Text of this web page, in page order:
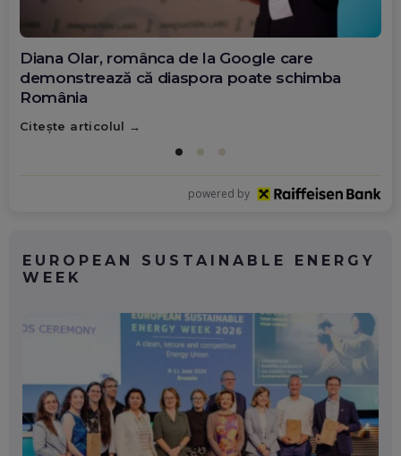
Diana Olar, românca de la Google care
demonstrează că diaspora poate schimba
România
Citește articolul
powered by
EUROPEAN SUSTAINABLE ENERGY
WEEK